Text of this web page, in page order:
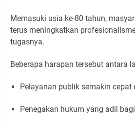
Memasuki usia ke-80 tahun,
terus meningkatkan
tugasnya.
Beberapa harapan tersebut antara
Pelayanan publik semakin cepat
Penegakan hukum yang adil